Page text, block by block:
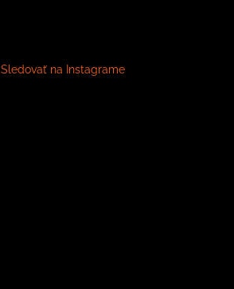
Sledovať na Instagrame